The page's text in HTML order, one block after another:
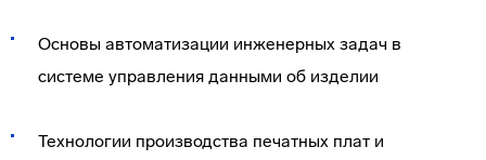
Основы автоматизации инженерных задач в
системе управления данными об изделии
Технологии производства печатных плат и